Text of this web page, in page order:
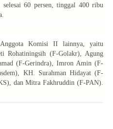
60 persen, tinggal 400 ribu
Komisi II lainnya, yaitu
Rohatiningsih (F-Golakr), Agung
(F-Gerindra), Imron Amin (F-
KH. Surahman Hidayat (F-
dan Mitra Fakhruddin (F-PAN).